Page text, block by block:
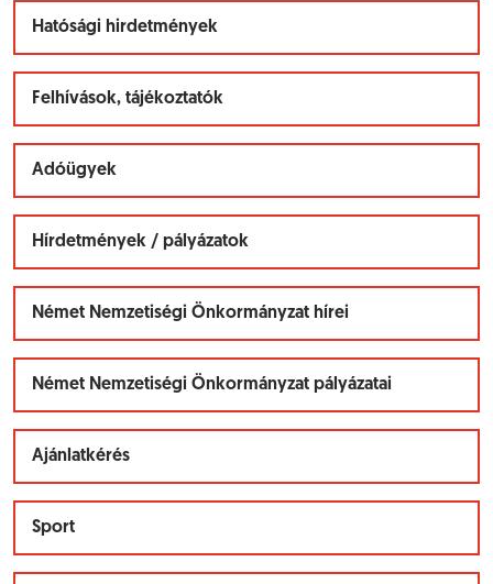
Hatósági hirdetmények
Felhívások, tájékoztatók
Adóügyek
Hírdetmények / pályázatok
Német Nemzetiségi Önkormányzat hírei
Német Nemzetiségi Önkormányzat pályázatai
Ajánlatkérés
Sport